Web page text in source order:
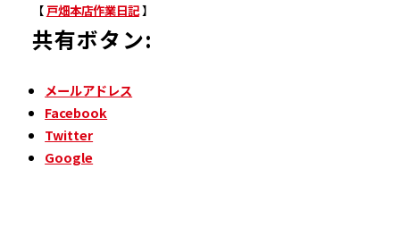
【戸畑本店作業日記】
共有ボタン:
メールアドレス
Facebook
Twitter
Google